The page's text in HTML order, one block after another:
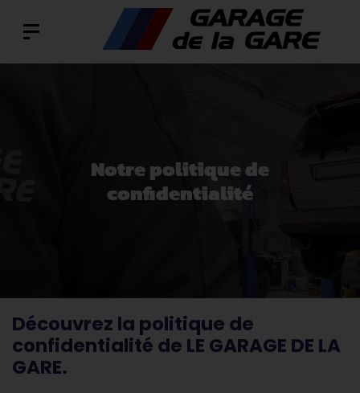
Notre politique de
confidentialité
Découvrez la politique de
confidentialité de LE GARAGE DE LA
GARE.